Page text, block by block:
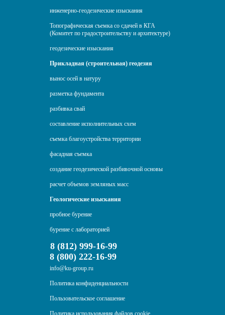
инженерно-геодезические изыскания
Топографическая съемка со сдачей в КГА
(Комитет по градостроительству и архитектуре)
геодезические изыскания
Прикладная (строительная) геодезия
вынос осей в натуру
разметка фундамента
разбивка свай
составление исполнительных схем
съемка благоустройства территории
фасадная съемка
создание геодезической разбивочной основы
расчет объемов земляных масс
Геологические изыскания
пробное бурение
бурение с лабораторией
8 (812) 999-16-99
8 (800) 222-16-99
info@ku-group.ru
Политика конфиденциальности
Пользовательское соглашение
Политика использования файлов cookie